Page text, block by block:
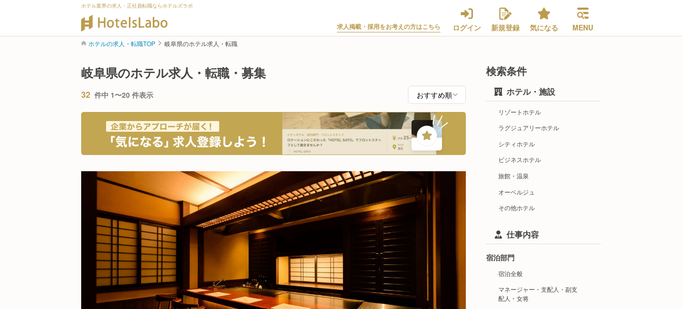
ホテル業界の求人・正社員転職ならホテルズラボ
求人掲載・採用をお考えの方はこちら ログイン 新規登録 気になる MENU
ホテルの求人・転職TOP 岐阜県のホテル求人・転職
岐阜県のホテル求人・転職・募集
32 件中 1〜20 件表示
検索条件
ホテル・施設
リゾートホテル
ラグジュアリーホテル
シティホテル
ビジネスホテル
旅館・温泉
オーベルジュ
その他ホテル
仕事内容
宿泊部門
宿泊全般
マネージャー・支配人・副支
配人・女将